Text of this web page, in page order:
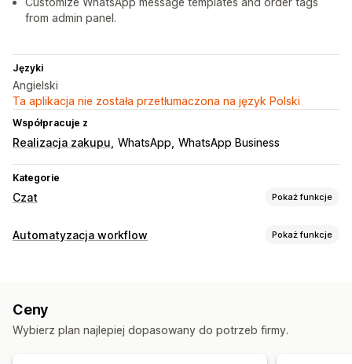
from admin panel.
Języki
Angielski
Ta aplikacja nie została przetłumaczona na język Polski
Współpracuje z
Realizacja zakupu WhatsApp WhatsApp Business
Kategorie
Czat Pokaż funkcje
Automatyczne odpowiedzi
Dostosowanie
Emotikony i naklejki
Oznaczanie Przepływ czatu
Automatyzacja workflow Pokaż funkcje
Dostosowanie
Ceny
Wybierz plan najlepiej dopasowany do potrzeb firmy.